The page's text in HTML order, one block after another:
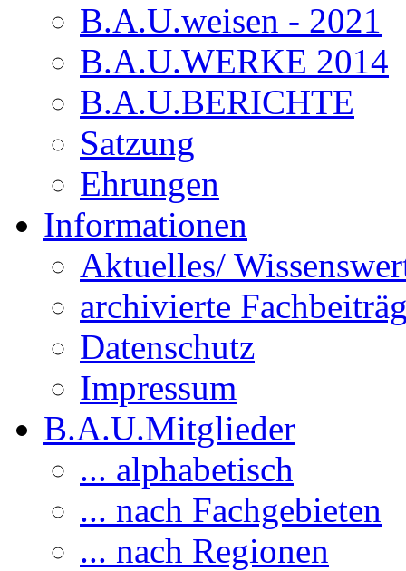
B.A.U.weisen - 2021
B.A.U.WERKE 2014
B.A.U.BERICHTE
Satzung
Ehrungen
Informationen
Aktuelles/
archivierte
Datenschutz
Impressum
B.A.U.Mitglieder
... alphabetisch
... nach Fachgebieten
... nach Regionen